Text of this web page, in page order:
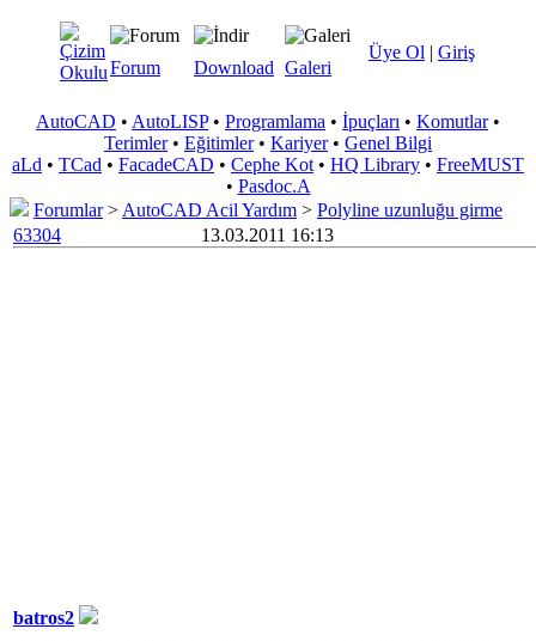
Üye Ol | Giriş
Forum Download Galeri
AutoCAD • AutoLISP• Programlama • İpuçları • Komutlar•
Terimler• Eğitimler• Kariyer• Genel Bilgi
aLd • TCad • FacadeCAD • Cephe Kot • HQ Library • FreeMUST
• Pasdoc.A
Forumlar> AutoCAD Acil Yardım > Polyline uzunluğu girme
63304
13.03.2011 16:13
batros2